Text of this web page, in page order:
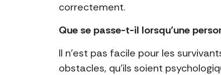
correctement.
Que se passe-t-il lorsqu’une
Il n’est pas facile pour les
obstacles, qu’ils soient